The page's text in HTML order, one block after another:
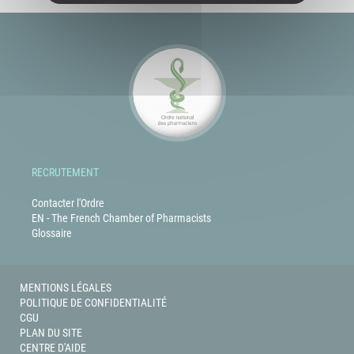
RECRUTEMENT
Contacter l'Ordre
EN - The French Chamber of Pharmacists
Glossaire
MENTIONS LÉGALES
POLITIQUE DE CONFIDENTIALITÉ
CGU
PLAN DU SITE
CENTRE D'AIDE